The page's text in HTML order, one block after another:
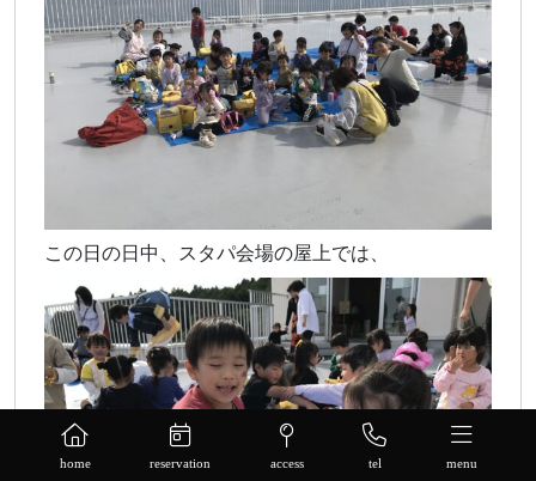
home reservation access tel menu
この日の日中、スタパ会場の屋上では、